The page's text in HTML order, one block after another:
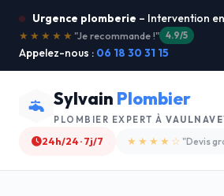
Urgence plomberie – Intervention
★★★★★ "Service ultra rapide !" 5.0/5
Appelez-nous : 06 18 30 31 15
Sylvain Plombier
PLOMBIER EXPERT À
24h/24 · 7j/7 ★★★★☆ "Devis